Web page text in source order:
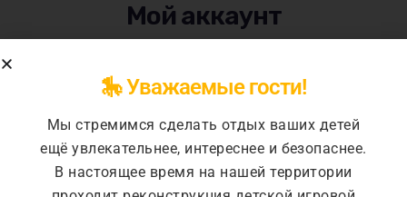
Мой аккаунт
Home Мой аккаунт
🎠 Уважаемые гости!
Мы стремимся сделать отдых ваших детей
ещё увлекательнее, интереснее и безопаснее.
В настоящее время на нашей территории